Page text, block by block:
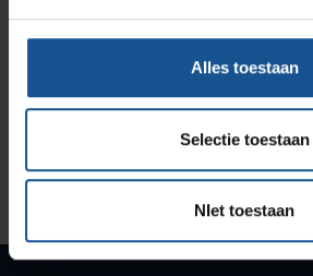
Alles toestaan
Selectie toestaan
NIet toestaan
Uw partner voor
Maatwerk oplossingen